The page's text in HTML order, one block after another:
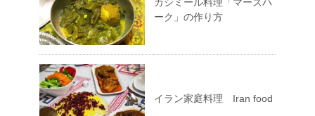
ーク」の作り方
イラン家庭料理 Iran food